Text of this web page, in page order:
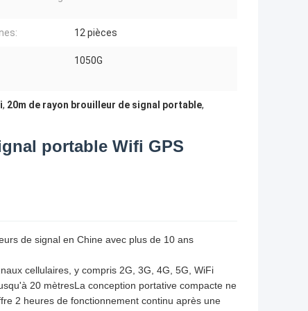
12 pièces
1050G
, 20m de rayon brouilleur de signal portable,
portable Wifi GPS
de signal en Chine avec plus de 10 ans
cellulaires, y compris 2G, 3G, 4G, 5G, WiFi
20 mètresLa conception portative compacte ne
2 heures de fonctionnement continu après une